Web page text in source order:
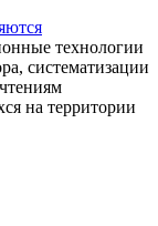
технологии
систематизации
на территории